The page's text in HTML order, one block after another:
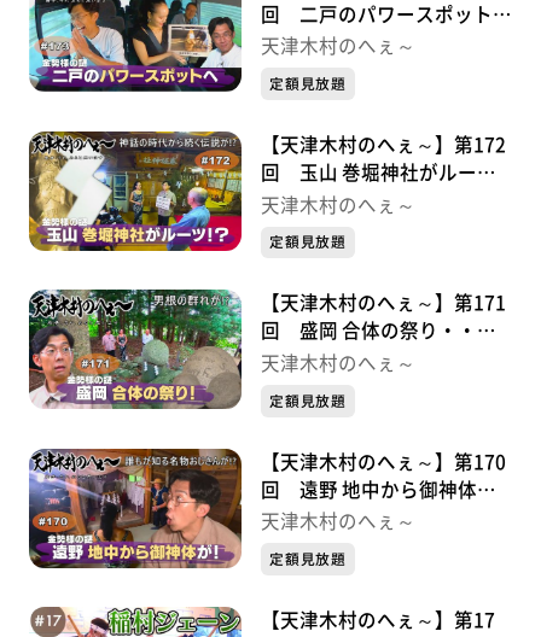
回 二戸のパワースポット
へ・・・金勢様シリーズ⑤
天津木村のへぇ～
定額見放題
【天津木村のへぇ～】第172
回 玉山 巻堀神社がルー
ツ！？・・・金勢様シリーズ
天津木村のへぇ～
定額見放題
【天津木村のへぇ～】第171
回 盛岡 合体の祭り・・・
金勢様シリーズ③
天津木村のへぇ～
定額見放題
【天津木村のへぇ～】第170
回 遠野 地中から御神体
が！・・・金勢様シリーズ②
天津木村のへぇ～
定額見放題
【天津木村のへぇ～】第17